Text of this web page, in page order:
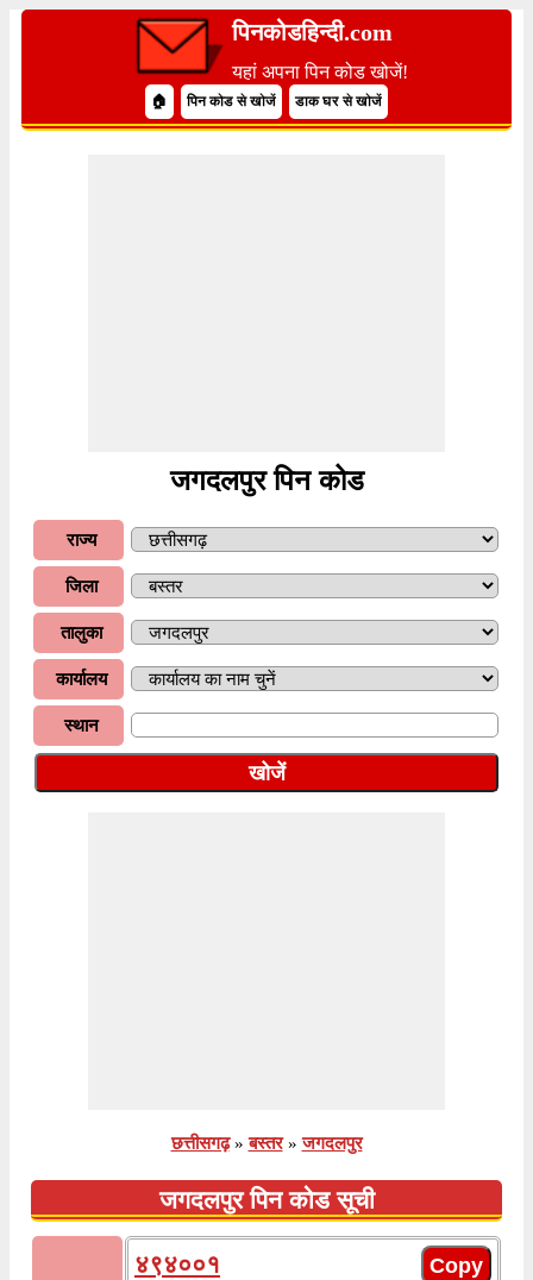
पिनकोडहिन्दी.com
यहां अपना पिन कोड खोजें!
🏠 पिन कोड से खोजें डाक घर से खोजें
जगदलपुर पिन कोड
राज्य
जिला
तालुका
कार्यालय
स्थान
छत्तीसगढ़ » बस्तर » जगदलपुर
जगदलपुर पिन कोड सूची
४९४००१